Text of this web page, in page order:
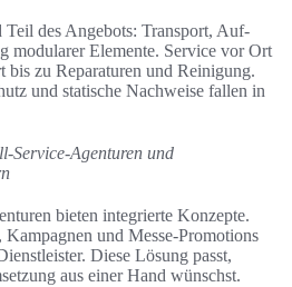
des Angebots: Transport, Auf-
modularer Elemente. Service vor Ort
bis zu Reparaturen und Reinigung.
und statische Nachweise fallen in
Service-Agenturen und
bieten integrierte Konzepte.
und Messe-Promotions
Diese Lösung passt,
aus einer Hand wünschst.